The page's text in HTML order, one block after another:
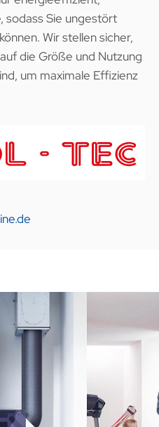
sodass Sie ungestört
Wir stellen sicher,
die Größe und Nutzung
um maximale Effizienz